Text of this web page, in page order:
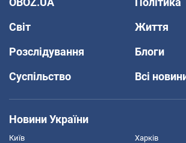
Світ
Життя
Розслідування
Блоги
Суспільство
Всі
Новини України
Київ Харків